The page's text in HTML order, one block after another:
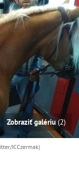
Zobraziť galériu(2)
ICCzermak)